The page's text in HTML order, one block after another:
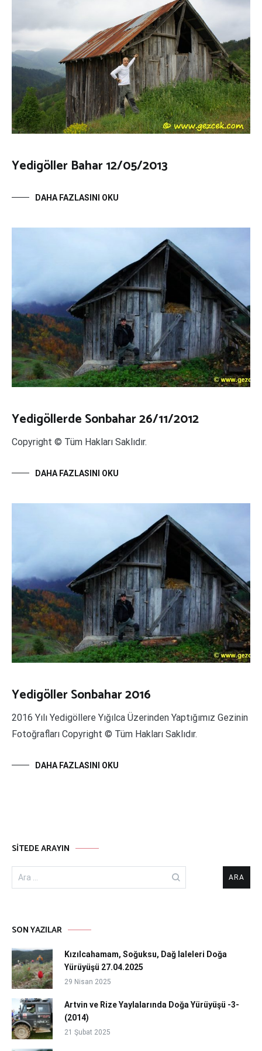
Yedigöller Bahar 12/05/2013
DAHA FAZLASINI OKU
Yedigöllerde Sonbahar 26/11/2012
Copyright © Tüm Hakları Saklıdır.
DAHA FAZLASINI OKU
Yedigöller Sonbahar 2016
2016 Yılı Yedigöllere Yığılca Üzerinden Yaptığımız Gezinin
Fotoğrafları Copyright © Tüm Hakları Saklıdır.
DAHA FAZLASINI OKU
SITEDE ARAYIN
Arama:
SON YAZILAR
Kızılcahamam, Soğuksu, Dağ laleleri Doğa
Yürüyüşü 27.04.2025
29 Nisan 2025
Artvin ve Rize Yaylalarında Doğa Yürüyüşü -3-
(2014)
21 Şubat 2025